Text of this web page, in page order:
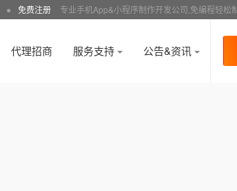
● 免费注册 专业手机App&小程序制作开发公司,免编程轻松
代理招商 服务支持 公告&资讯